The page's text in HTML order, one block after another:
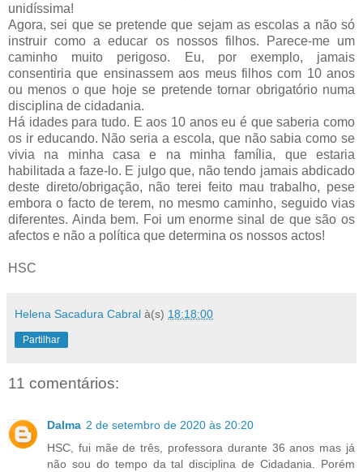
unidíssima!
Agora, sei que se pretende que sejam as escolas a não só
instruir como a educar os nossos filhos. Parece-me um
caminho muito perigoso. Eu, por exemplo, jamais
consentiria que ensinassem aos meus filhos com 10 anos
ou menos o que hoje se pretende tornar obrigatório numa
disciplina de cidadania.
Há idades para tudo. E aos 10 anos eu é que saberia como
os ir educando. Não seria a escola, que não sabia como se
vivia na minha casa e na minha família, que estaria
habilitada a faze-lo. E julgo que, não tendo jamais abdicado
deste direto/obrigação, não terei feito mau trabalho, pese
embora o facto de terem, no mesmo caminho, seguido vias
diferentes. Ainda bem. Foi um enorme sinal de que são os
afectos e não a política que determina os nossos actos!
HSC
Helena Sacadura Cabral à(s) 18:18:00
Partilhar
11 comentários:
Dalma 2 de setembro de 2020 às 20:20
HSC, fui mãe de três, professora durante 36 anos mas já
não sou do tempo da tal disciplina de Cidadania. Porém